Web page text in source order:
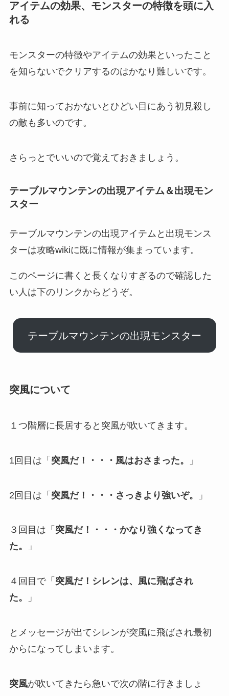
アイテムの効果、モンスターの特徴を頭に入
れる
モンスターの特徴やアイテムの効果といったこと
を知らないでクリアするのはかなり難しいです。
事前に知っておかないとひどい目にあう初見殺し
の敵も多いのです。
さらっとでいいので覚えておきましょう。
テーブルマウンテンの出現アイテム＆出現モン
スター
テーブルマウンテンの出現アイテムと出現モンス
ターは攻略wikiに既に情報が集まっています。
このページに書くと長くなりすぎるので確認した
い人は下のリンクからどうぞ。
テーブルマウンテンの出現モンスター
突風について
１つ階層に長居すると突風が吹いてきます。
1回目は「 突風だ！・・・風はおさまった。 」
2回目は「 突風だ！・・・さっきより強いぞ。 」
３回目は「 突風だ！・・・かなり強くなってき
た。
」
４回目で「 突風だ！シレンは、風に飛ばされ
た。
」
とメッセージが出てシレンが突風に飛ばされ最初
からになってしまいます。
突風が吹いてきたら急いで次の階に行きましょ